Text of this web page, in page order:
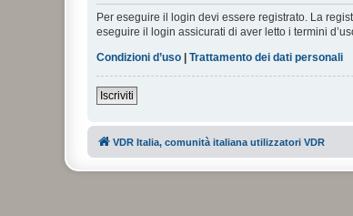
Per eseguire il login devi essere registrato. La
eseguire il login assicurati di aver letto i termini
Condizioni d’uso | Trattamento dei dati personali
Iscriviti
VDR Italia, comunità italiana utilizzatori VDR